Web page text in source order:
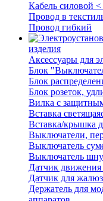
Кабель силовой
Провод в
Провод гибкий
изделия
Аксессуары для
Блок
Блок
Блок розеток,
Вилка с
Вставка
Вставка/крышка
Выключатели,
Выключатель
Выключатель
Датчик
Датчик для
Держатель для